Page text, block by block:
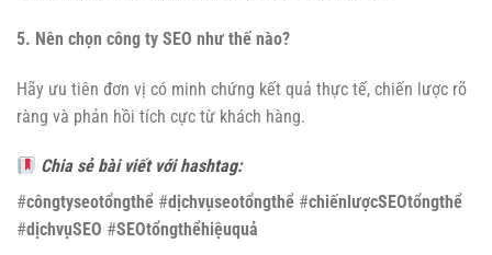
5. Nên chọn công ty SEO như thế nào?
Hãy ưu tiên đơn vị có minh chứng kết quả thực tế, chiến lược rõ
ràng và phản hồi tích cực từ khách hàng.
Chia sẻ bài viết với hashtag:
#côngtyseotổngthể #dịchvụseotổngthể #chiếnlượcSEOtổngthể
#dịchvụSEO #SEOtổngthểhiệuquả